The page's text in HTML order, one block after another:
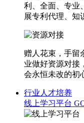
利、全面、专业
展专利代理、知
赠人花束，手留
业做好资源对接
会永恒未改的初
行业人才培养
线上学习平台